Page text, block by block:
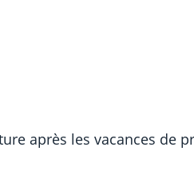
après les vacances de